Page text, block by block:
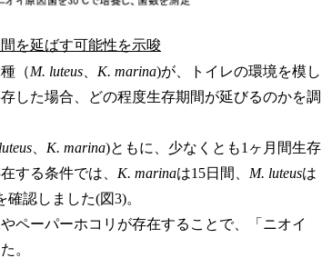
を延ばす可能性を示唆
（M. luteus K. marina)が、トイレの環境を模し
した場合、どの程度生存期間が延びるのかを調
K. marina)ともに、少なくとも1ヶ月間生存
する条件では、 K. marinaは15日間、 M. luteusは
認しました(図3)。
ペーパーホコリが存在することで、「ニオイ
。